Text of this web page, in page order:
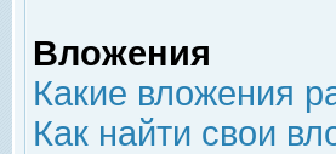
Вложения
Какие вложения
Как найти свои